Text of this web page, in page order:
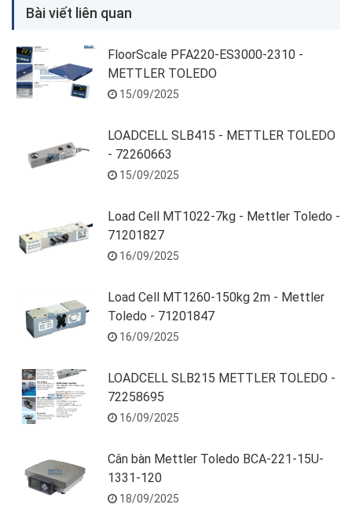
Bài viết liên quan
FloorScale PFA220-ES3000-2310 -
METTLER TOLEDO
15/09/2025
LOADCELL SLB415 - METTLER TOLEDO
- 72260663
15/09/2025
Load Cell MT1022-7kg - Mettler Toledo -
71201827
16/09/2025
Load Cell MT1260-150kg 2m - Mettler
Toledo - 71201847
16/09/2025
LOADCELL SLB215 METTLER TOLEDO -
72258695
16/09/2025
Cân bàn Mettler Toledo BCA-221-15U-
1331-120
18/09/2025